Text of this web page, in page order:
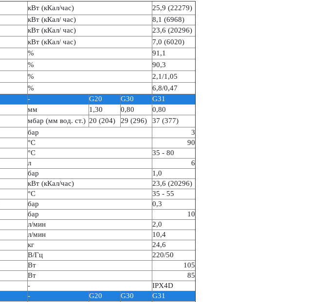
кВт (кКал/час)
25,9 (22279)
кВт (кКал/ час)
8,1 (6968)
кВт (кКал/ час)
23,6 (20296)
кВт (кКал/ час)
7,0 (6020)
%
91,1
%
90,3
%
2,1/1,05
%
6,8/0,47
- G20 G30
G31
мм 1,30 0,80
0,80
мбар (мм вод. ст.) 20 (204) 29 (296)
37 (377)
бар
3
°С
90
°С
35 - 80
л
6
бар
1,0
кВт (кКал/час)
23,6 (20296)
°С
35 - 55
бар
0,3
бар
10
л/мин
2,0
л/мин
10,4
кг
24,6
В/Гц
220/50
Вт
105
Вт
85
-
IPX4D
- G20 G30
G31